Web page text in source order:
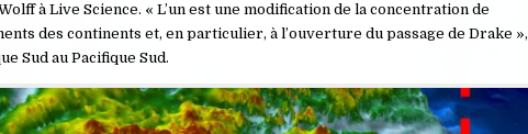
à Live Science. « L’un est une modification de la concentration de
des continents et, en particulier, à l’ouverture du passage de Drake »,
Sud au Pacifique Sud.